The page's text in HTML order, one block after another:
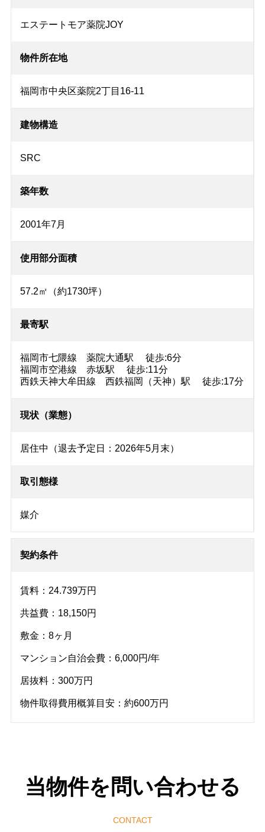
エステートモア薬院JOY
物件所在地
福岡市中央区薬院2丁目16-11
建物構造
SRC
築年数
2001年7月
使用部分面積
57.2㎡（約1730坪）
最寄駅
福岡市七隈線 薬院大通駅 徒歩:6分
福岡市空港線 赤坂駅 徒歩:11分
西鉄天神大牟田線 西鉄福岡（天神）駅 徒歩:17分
現状（業態）
居住中（退去予定日：2026年5月末）
取引態様
媒介
契約条件
賃料：24.739万円
共益費：18,150円
敷金：8ヶ月
マンション自治会費：6,000円/年
居抜料：300万円
物件取得費用概算目安：約600万円
当物件を問い合わせる
CONTACT